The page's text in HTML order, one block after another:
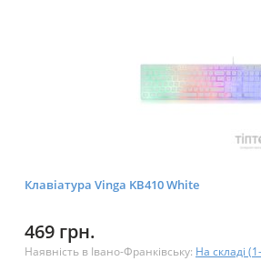
Клавіатура Vinga KB410 White
469 грн.
Наявність в Івано-Франківську: На складі